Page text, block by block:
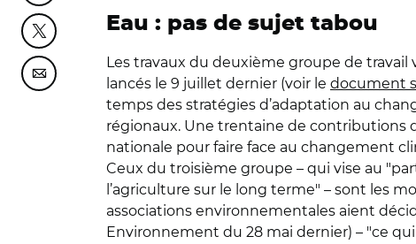
Partager cette page sur Twitter
Partager cette page sur Courriel
Eau : pas de sujet tabou
Les travaux du deuxième groupe de
lancés le 9 juillet dernier (voir le document
temps des stratégies d’adaptation au
régionaux. Une trentaine de contributions
nationale pour faire face au changement
Ceux du troisième groupe – qui vise au
l’agriculture sur le long terme" – sont les
associations environnementales aient
Environnement du 28 mai dernier) – "ce